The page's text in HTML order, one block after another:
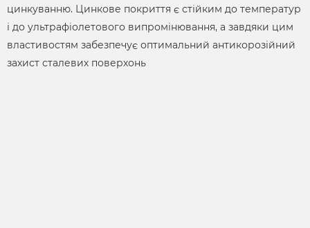
цинкуванню. Цинкове покриття є стійким до температур
і до ультрафіолетового випромінювання, а завдяки цим
властивостям забезпечує оптимальний антикорозійний
захист сталевих поверхонь